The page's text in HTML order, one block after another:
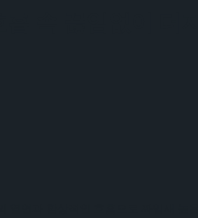
속 끊임없이 터